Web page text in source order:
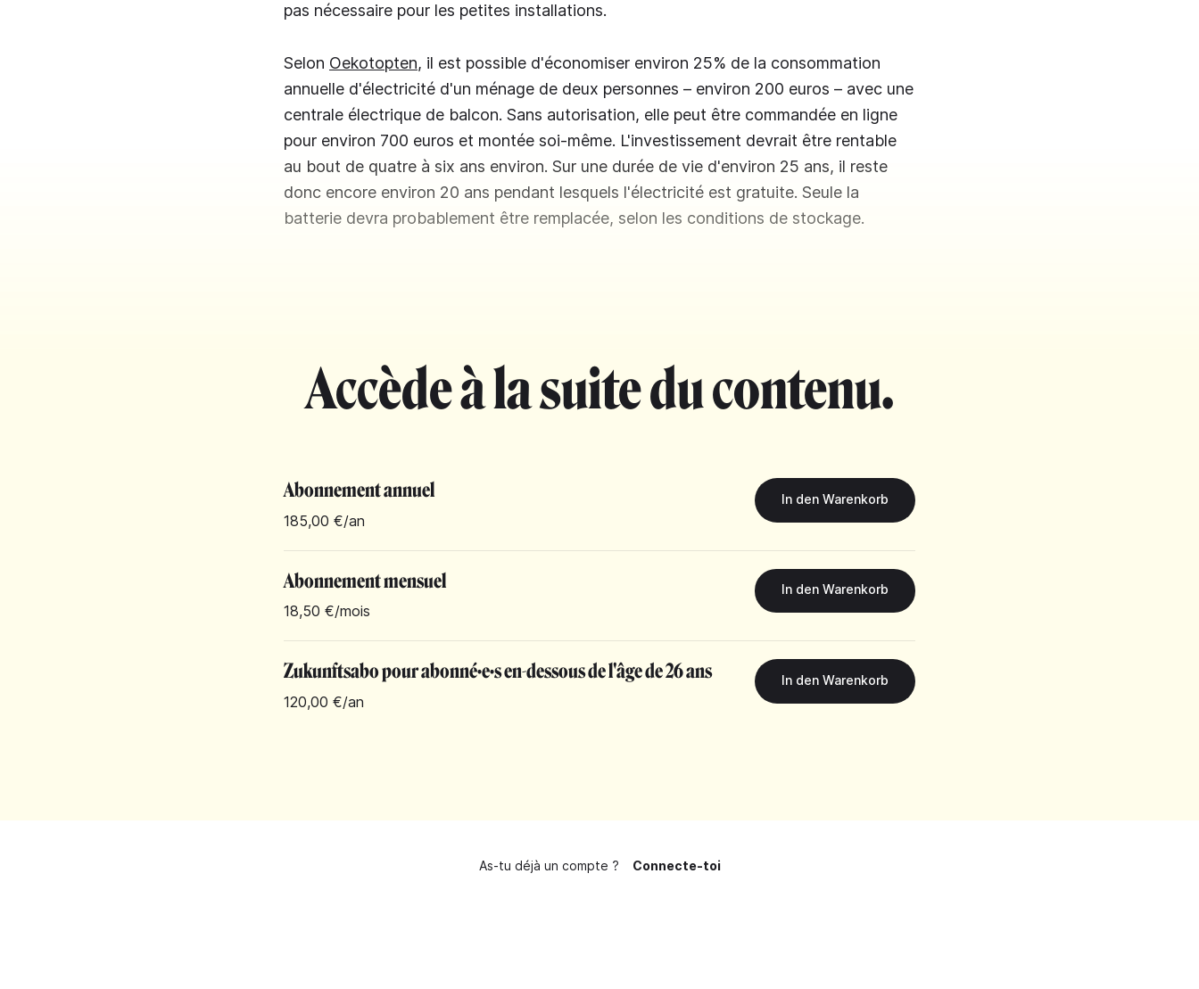
pas nécessaire pour les petites installations.
Selon Oekotopten, il est possible d'économiser environ 25% de la consommation
annuelle d'électricité d'un ménage de deux personnes – environ 200 euros – avec une
centrale électrique de balcon. Sans autorisation, elle peut être commandée en ligne
pour environ 700 euros et montée soi-même. L'investissement devrait être rentable
au bout de quatre à six ans environ. Sur une durée de vie d'environ 25 ans, il reste
donc encore environ 20 ans pendant lesquels l'électricité est gratuite. Seule la
batterie devra probablement être remplacée, selon les conditions de stockage.
Accède à la suite du contenu.
Abonnement annuel
185,00 €/an
Abonnement mensuel
18,50 €/mois
Zukunftsabo pour abonné·e·s en-dessous de l'âge de 26 ans
120,00 €/an
As-tu déjà un compte ? Connecte-toi